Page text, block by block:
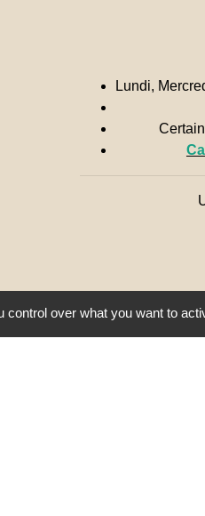
Lundi,
over what you want to